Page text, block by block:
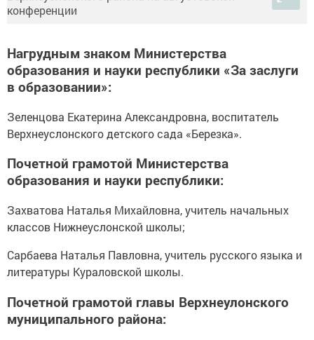
Нагрудным знаком Министерства
образования и науки республики «За заслуги
в образовании»:
Зеленцова Екатерина Александровна, воспитатель
Верхнеуслонского детского сада «Березка».
Почетной грамотой Министерства
образования и науки республики:
Захватова Наталья Михайловна, учитель начальных
классов Нижнеуслонской школы;
Сарбаева Наталья Павловна, учитель русского языка и
литературы Кураловской школы.
Почетной грамотой главы Верхнеулонского
муниципального района: